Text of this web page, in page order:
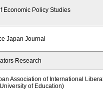
Economic Policy Studies
Japan Journal
Research
Association of International Liberal
of Education)